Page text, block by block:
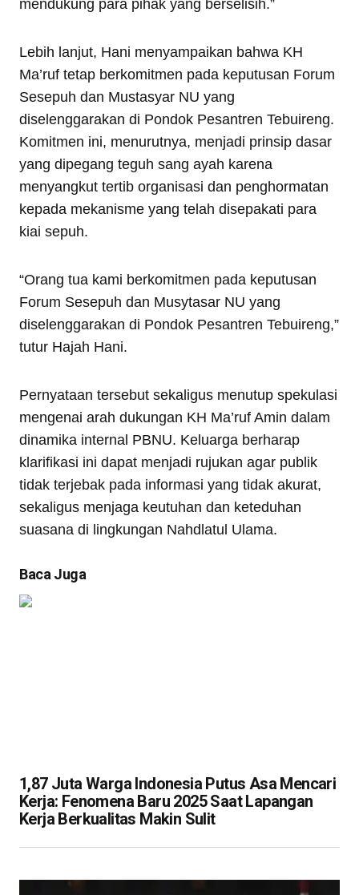
mendukung para pihak yang berselisih.”
Lebih lanjut, Hani menyampaikan bahwa KH
Ma’ruf tetap berkomitmen pada keputusan Forum
Sesepuh dan Mustasyar NU yang
diselenggarakan di Pondok Pesantren Tebuireng.
Komitmen ini, menurutnya, menjadi prinsip dasar
yang dipegang teguh sang ayah karena
menyangkut tertib organisasi dan penghormatan
kepada mekanisme yang telah disepakati para
kiai sepuh.
“Orang tua kami berkomitmen pada keputusan
Forum Sesepuh dan Musytasar NU yang
diselenggarakan di Pondok Pesantren Tebuireng,”
tutur Hajah Hani.
Pernyataan tersebut sekaligus menutup spekulasi
mengenai arah dukungan KH Ma’ruf Amin dalam
dinamika internal PBNU. Keluarga berharap
klarifikasi ini dapat menjadi rujukan agar publik
tidak terjebak pada informasi yang tidak akurat,
sekaligus menjaga keutuhan dan keteduhan
suasana di lingkungan Nahdlatul Ulama.
Baca Juga
1,87 Juta Warga Indonesia Putus Asa Mencari
Kerja: Fenomena Baru 2025 Saat Lapangan
Kerja Berkualitas Makin Sulit